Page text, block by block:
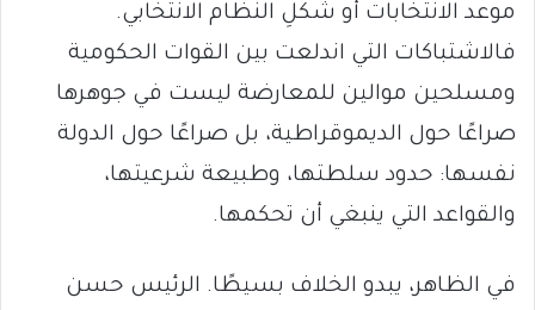
موعد الانتخابات أو شكلِ النظام الانتخابي.
فالاشتباكات التي اندلعت بين القوات الحكومية
ومسلحين موالين للمعارضة ليست في جوهرها
صراعًا حول الديموقراطية، بل صراعًا حول الدولة
نفسها: حدود سلطتها، وطبيعة شرعيتها،
والقواعد التي ينبغي أن تحكمها.
في الظاهر، يبدو الخلاف بسيطًا. الرئيس حسن